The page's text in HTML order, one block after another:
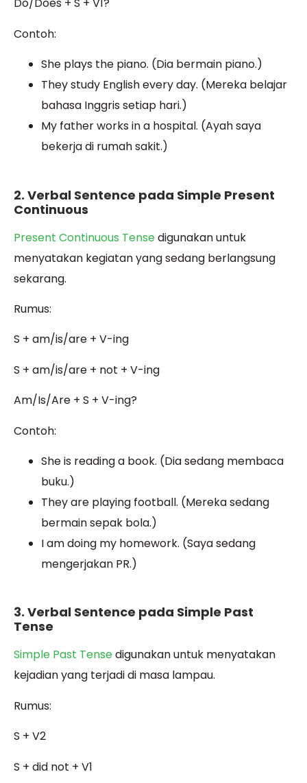
Do/Does + S + V1?
Contoh:
She plays the piano. (Dia bermain piano.)
They study English every day. (Mereka belajar
bahasa Inggris setiap hari.)
My father works in a hospital. (Ayah saya
bekerja di rumah sakit.)
2. Verbal Sentence pada Simple Present
Continuous
Present Continuous Tensedigunakan untuk
menyatakan kegiatan yang sedang berlangsung
sekarang.
Rumus:
S + am/is/are + V-ing
S + am/is/are + not + V-ing
Am/Is/Are + S + V-ing?
Contoh:
She is reading a book. (Dia sedang membaca
buku.)
They are playing football. (Mereka sedang
bermain sepak bola.)
I am doing my homework. (Saya sedang
mengerjakan PR.)
3. Verbal Sentence pada Simple Past
Tense
Simple Past Tensedigunakan untuk menyatakan
kejadian yang terjadi di masa lampau.
Rumus:
S + V2
S + did not + V1